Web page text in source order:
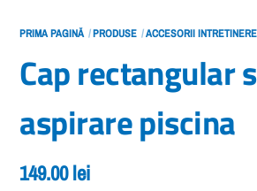
PRIMA PAGINĂ PRODUSE ACCESORII INTRETINERE
Cap rectangular
aspirare piscina
149.00lei